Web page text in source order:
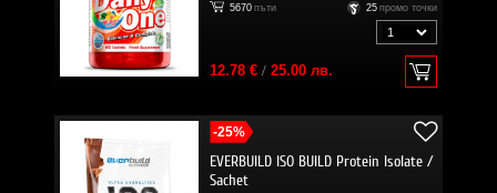
5670 пъти 25 промо точки
12.78 €/ 25.00 лв.
-25%
EVERBUILD ISO BUILD Protein Isolate /
Sachet